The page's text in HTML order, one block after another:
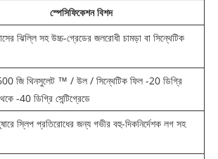
স্পেসিফিকেশন বিশদ
ঝিল্লি সহ উচ্চ-গ্রেডের জলরোধী চামড়া বা সিন্থেটিক
জি থিনসুলেট ™ / উল / সিন্থেটিক ফিল -20 ডিগ্রি
-40 ডিগ্রি সেন্টিগ্রেডে
স্লিপ প্রতিরোধের জন্য গভীর বহু-দিকনির্দেশক লগ সহ